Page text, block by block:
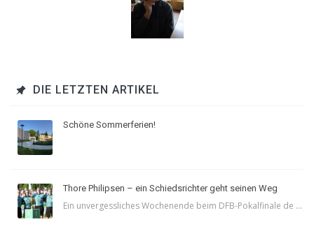
DIE LETZTEN ARTIKEL
Schöne Sommerferien!
Thore Philipsen – ein Schiedsrichter geht seinen Weg
Ein unvergessliches Wochenende beim DFB-Pokalfinale de ...